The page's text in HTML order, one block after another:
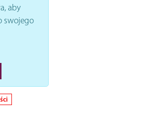
aby
swojego